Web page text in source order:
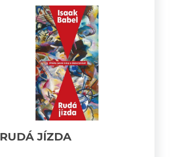
RUDÁ JÍZDA